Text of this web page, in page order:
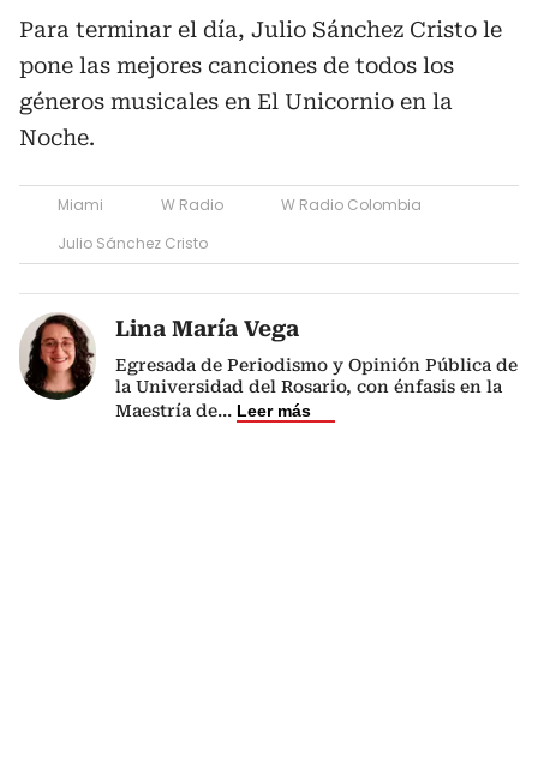
Para terminar el día, Julio Sánchez Cristo le
pone las mejores canciones de todos los
géneros musicales en El Unicornio en la
Noche.
Miami W Radio
W Radio Colombia
Julio Sánchez Cristo
Lina María Vega
Egresada de Periodismo y Opinión Pública de
la Universidad del Rosario, con énfasis en la
Maestría de... Leer más